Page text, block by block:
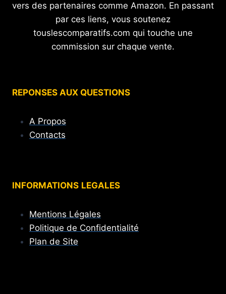
vers des partenaires comme Amazon. En passant
par ces liens, vous soutenez
touslescomparatifs.com qui touche une
commission sur chaque vente.
REPONSES AUX QUESTIONS
A Propos
Contacts
INFORMATIONS LEGALES
Mentions Légales
Politique de Confidentialité
Plan de Site